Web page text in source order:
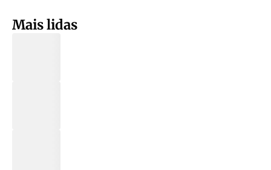
Mais lidas